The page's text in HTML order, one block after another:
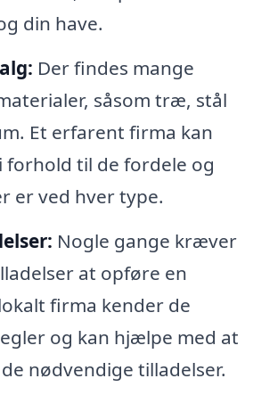
din have.
Der findes mange
såsom træ, stål
Et erfarent firma kan
forhold til de fordele og
er ved hver type.
Nogle gange kræver
at opføre en
firma kender de
og kan hjælpe med at
nødvendige tilladelser.